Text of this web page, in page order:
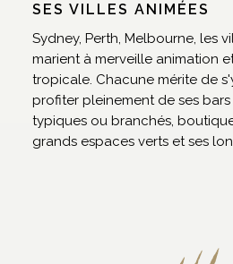
SES VILLES ANIMÉES
Sydney, Perth, Melbourne, les
marient à merveille animation
tropicale. Chacune mérite de
profiter pleinement de ses
typiques ou branchés,
grands espaces verts et ses